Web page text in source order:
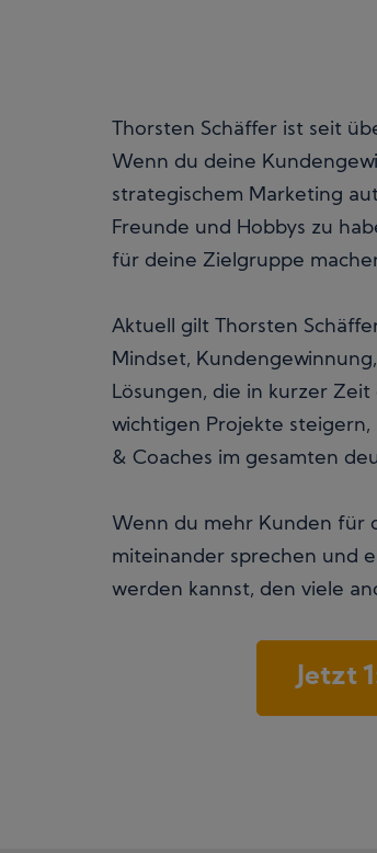
Thorsten Schäffer ist seit
Wenn du deine
strategischem Marketing
Freunde und Hobbys zu
für deine Zielgruppe
Aktuell gilt Thorsten
Mindset,
Lösungen, die in kurzer
wichtigen Projekte
& Coaches im gesamten
Wenn du mehr Kunden für
miteinander sprechen und
werden kannst, den viele
Jetzt